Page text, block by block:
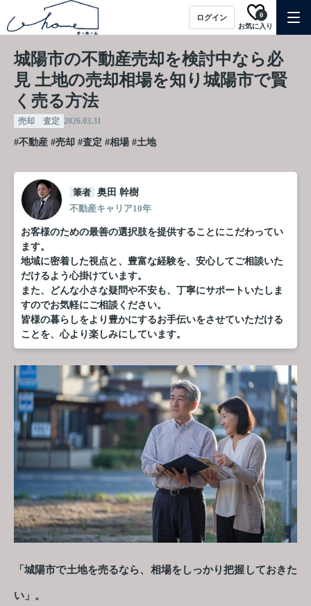
ログイン
お気に入り
0
城陽市の不動産売却を検討中なら必
見 土地の売却相場を知り城陽市で賢
く売る方法
売却 査定 2026.03.31
#不動産 #売却 #査定 #相場 #土地
筆者 奥田 幹樹
不動産キャリア10年
お客様のための最善の選択肢を提供することにこだわってい
ます。
地域に密着した視点と、豊富な経験を、安心してご相談いた
だけるよう心掛けています。
また、どんな小さな疑問や不安も、丁寧にサポートいたしま
すのでお気軽にご相談ください。
皆様の暮らしをより豊かにするお手伝いをさせていただける
ことを、心より楽しみにしています。
「城陽市で土地を売るなら、相場をしっかり把握しておきた
い」。